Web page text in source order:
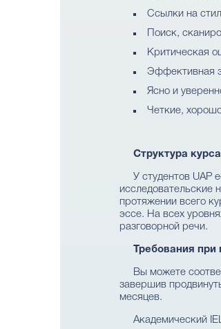
Ссылки на
Поиск,
Критическая
Эффективная
Ясно и
Четкие,
Структура курса
У студентов UAP
исследовательские
протяжении всего
эссе. На всех
разговорной речи.
Требования при
Вы можете
завершив
месяцев.
Академический